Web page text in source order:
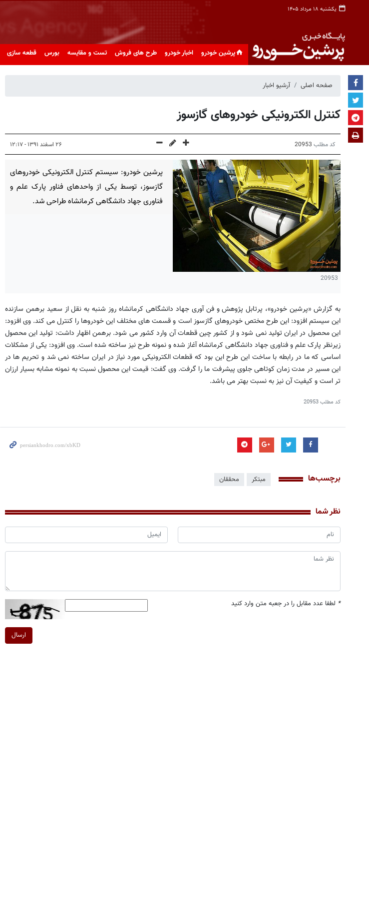
یکشنبه ۱۸ مرداد ۱۴۰۵
پرشین خودرو اخبار خودرو طرح های فروش تست و مقایسه بورس قطعه سازی
صفحه اصلی آرشیو اخبار
کنترل الکترونیکی خودروهای گازسوز
کد مطلب 20953 ۲۶ اسفند ۱۳۹۱ - ۱۲:۱۷
20953
پرشین خودرو: سیستم کنترل الکترونیکی خودروهای
گازسوز، توسط یکی از واحدهای فناور پارک علم و
فناوری جهاد دانشگاهی کرمانشاه طراحی شد.
به گزارش «پرشین خودرو»، پرتابل پژوهش و فن آوری جهاد دانشگاهی کرمانشاه روز شنبه به نقل از سعید برهمن سازنده
این سیستم افزود: این طرح مختص خودروهای گازسوز است و قسمت های مختلف این خودروها را کنترل می کند. وی افزود:
این محصول در ایران تولید نمی شود و از کشور چین قطعات آن وارد کشور می شود. برهمن اظهار داشت: تولید این محصول
زیرنظر پارک علم و فناوری جهاد دانشگاهی کرمانشاه آغاز شده و نمونه طرح نیز ساخته شده است. وی افزود: یکی از مشکلات
اساسی که ما در رابطه با ساخت این طرح این بود که قطعات الکترونیکی مورد نیاز در ایران ساخته نمی شد و تحریم ها در
این مسیر در مدت زمان کوتاهی جلوی پیشرفت ما را گرفت. وی گفت: قیمت این محصول نسبت به نمونه مشابه بسیار ارزان
تر است و کیفیت آن نیز به نسبت بهتر می باشد.
کد مطلب20953
برچسب‌ها مبتکر محققان
نظر شما
* لطفا عدد مقابل را در جعبه متن وارد کنید
ارسال